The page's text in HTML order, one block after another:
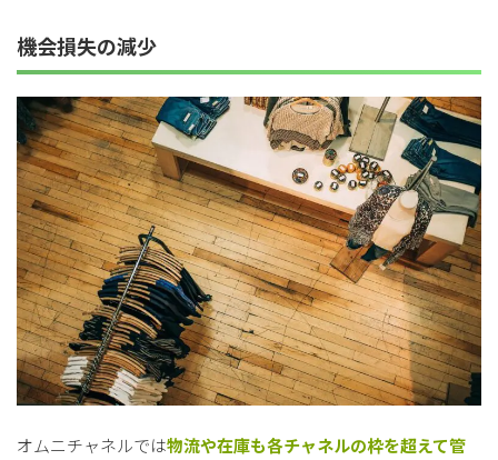
機会損失の減少
オムニチャネルでは物流や在庫も各チャネルの枠を超えて管